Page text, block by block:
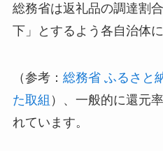
総務省は返礼品の調達割
下」とするよう各自治体
（参考： 総務省 ふるさと
た取組 ）、一般的に還元
れています。